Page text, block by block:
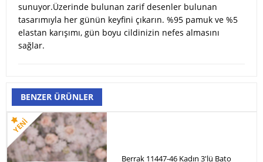
sunuyor.Üzerinde bulunan zarif desenler bulunan
tasarımıyla her günün keyfini çıkarın. %95 pamuk ve %5
elastan karışımı, gün boyu cildinizin nefes almasını
sağlar.
BENZER ÜRÜNLER
Berrak 11447-46 Kadın 3'lü Bato